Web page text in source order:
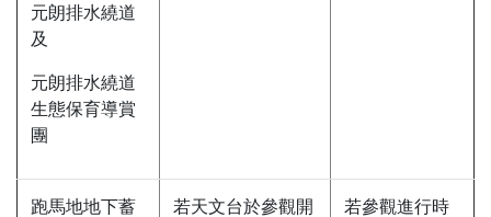
元朗排水繞道
及
元朗排水繞道
生態保育導賞
團
跑馬地地下蓄
若天文台於參觀開
若參觀進行時